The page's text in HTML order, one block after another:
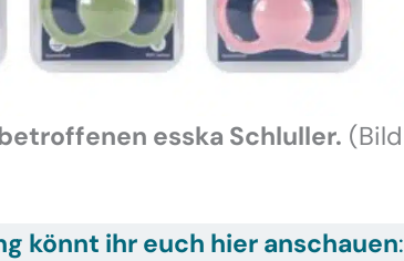
esska Schluller. (Bild
könnt ihr euch hier anschauen: